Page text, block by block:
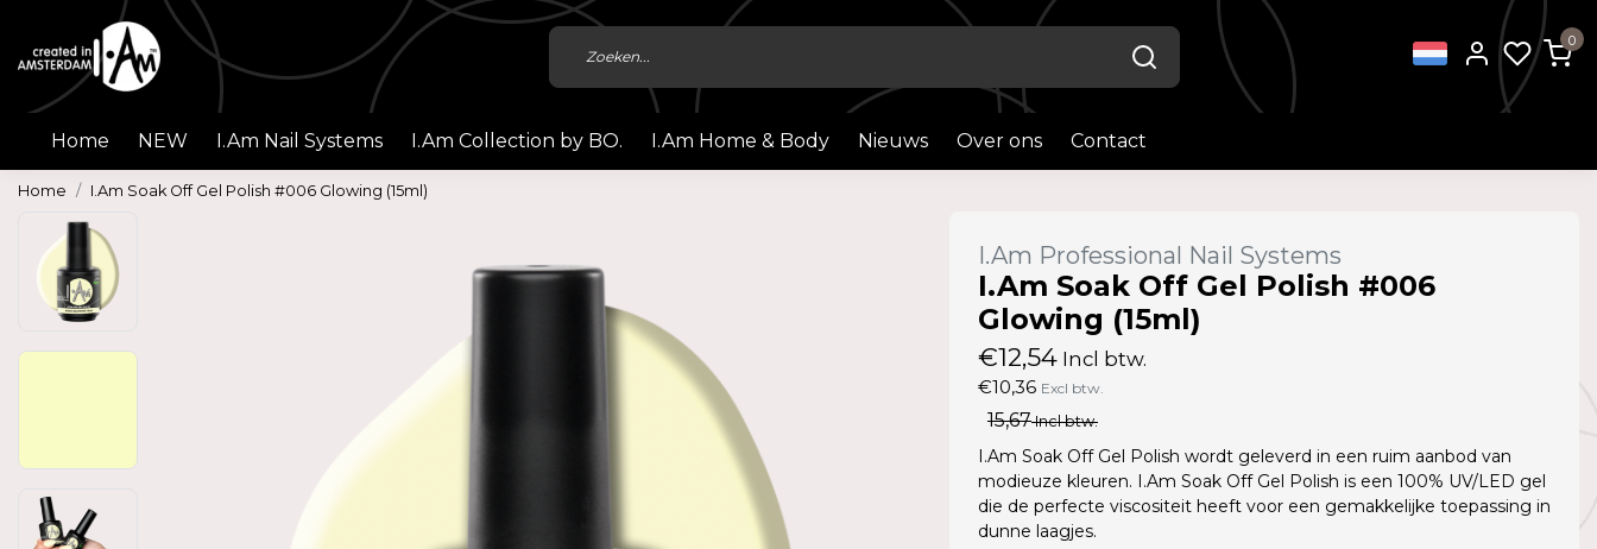
0
Home NEW I.Am Nail Systems I.Am Collection by BO. I.Am Home & Body Nieuws Over ons Contact
Home I.Am Soak Off Gel Polish #006 Glowing (15ml)
I.Am Professional Nail Systems
I.Am Soak Off Gel Polish #006
Glowing (15ml)
€12,54 Incl btw.
€10,36 Excl btw.
15,67Incl btw.
I.Am Soak Off Gel Polish wordt geleverd in een ruim aanbod van
modieuze kleuren. I.Am Soak Off Gel Polish is een 100% UV/LED gel
die de perfecte viscositeit heeft voor een gemakkelijke toepassing in
dunne laagjes.